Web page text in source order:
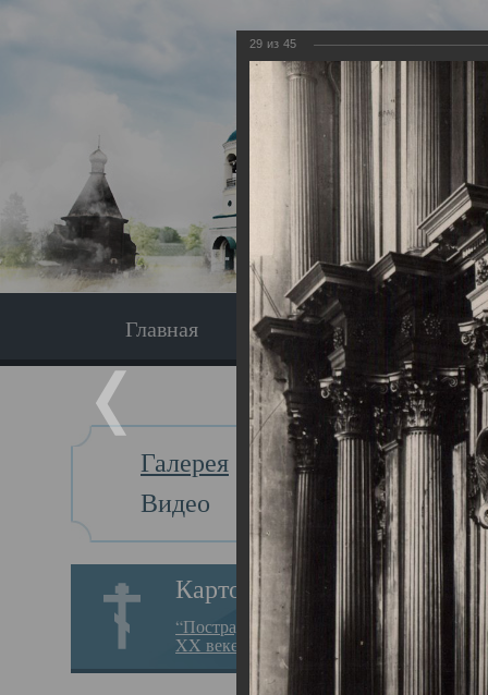
Главная Экскурсия
Галерея
Видео
Картотека
“Пострадавшие за веру в
XX веке на Севере”
Главная
29 из 45